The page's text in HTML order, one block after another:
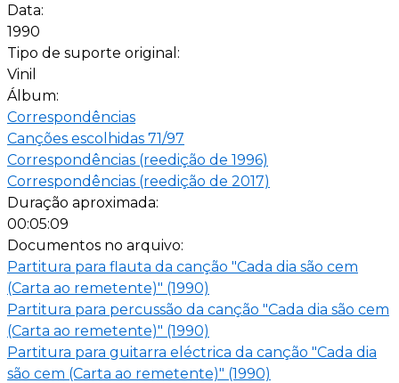
Data:
1990
Tipo de suporte original:
Vinil
Álbum:
Correspondências
Canções escolhidas 71/97
Correspondências (reedição de 1996)
Correspondências (reedição de 2017)
Duração aproximada:
00:05:09
Documentos no arquivo:
Partitura para flauta da canção "Cada dia são cem
(Carta ao remetente)" (1990)
Partitura para percussão da canção "Cada dia são cem
(Carta ao remetente)" (1990)
Partitura para guitarra eléctrica da canção "Cada dia
são cem (Carta ao remetente)" (1990)